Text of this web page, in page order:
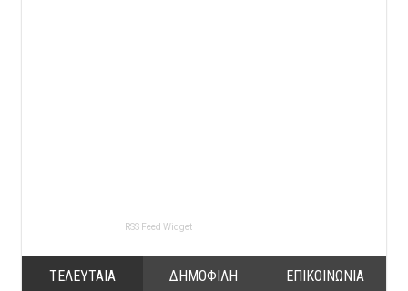
RSS Feed Widget
ΤΕΛΕΥΤΑΙΑ ΔΗΜΟΦΙΛΗ ΕΠΙΚΟΙΝΩΝΙΑ